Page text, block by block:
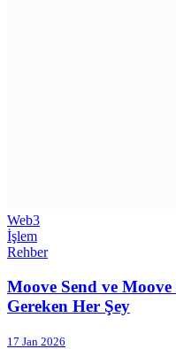
Web3
İşlem
Rehber
Moove Send ve
Gereken Her Şey
17 Jan 2026